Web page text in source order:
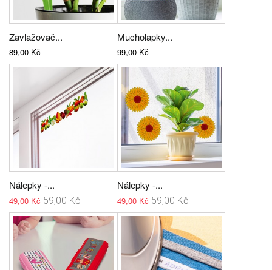
Zavlažovač...
89,00 Kč
Mucholapky...
99,00 Kč
Nálepky -...
49,00 Kč 59,00 Kč
Nálepky -...
49,00 Kč 59,00 Kč